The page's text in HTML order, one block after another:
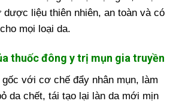
liệu thiên nhiên, an toàn và có
mọi loại da.
thuốc đông y trị mụn gia truyền
với cơ chế đẩy nhân mụn, làm
da chết, tái tạo lại làn da mới mịn